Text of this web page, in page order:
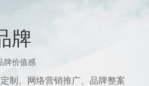
牌
牌价值感
制、网络营销推广、品牌整案